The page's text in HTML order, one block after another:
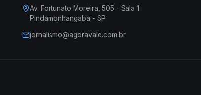
Av. Fortunato Moreira, 505 - Sala 1
Pindamonhangaba - SP
jornalismo@agoravale.com.br